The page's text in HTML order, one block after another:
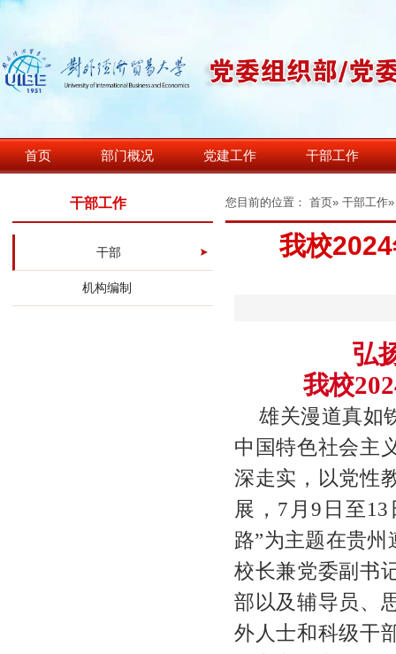
首页 部门概况 党建工作 干部工作
干部工作
干部
机构编制
您目前的位置： 首页» 干部工作
我校
弘
我校
雄关漫道真如
中国特色社会主
深走实，以党性
展，7月9日至
路”为主题在贵
校长兼党委副书
部以及辅导员、
外人士和科级干